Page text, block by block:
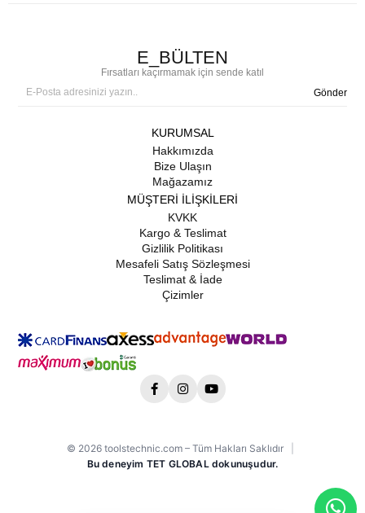
E_BÜLTEN
Fırsatları kaçırmamak için sende katıl
Gönder
KURUMSAL
Hakkımızda
Bize Ulaşın
Mağazamız
MÜŞTERİ İLİŞKİLERİ
KVKK
Kargo & Teslimat
Gizlilik Politikası
Mesafeli Satış Sözleşmesi
Teslimat & İade
Çizimler
© 2026 toolstechnic.com – Tüm Hakları Saklıdır
Bu deneyim TET GLOBAL dokunuşudur.